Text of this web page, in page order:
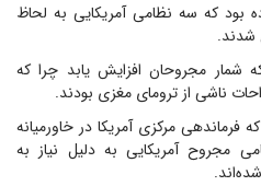
که سه نظامی آمریکایی به لحاظ
شدند.
شمار مجروحان افزایش یابد چرا که
ناشی از ترومای مغزی بودند.
مرکزی آمریکا در خاورمیانه
نیز تایید کرد که ۸ نظامی مجروح آمریکایی به دلیل نیاز به